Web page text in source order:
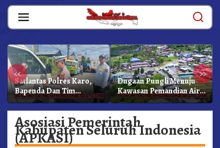
Skip
content
« »
Satlantas Polres Karo,
Bapenda Dan Tim
Lainnya Gelar Oprasi
Sadar Pajak Kenderaan
Dugaan Pungli Menuju
Kawasan Pemandian Air
Panas Semangat Gunung
– Doulu Foto Dan
Videokan!
Asosiasi Pemerintah
Kabupaten Seluruh Indonesia
(APKASI)